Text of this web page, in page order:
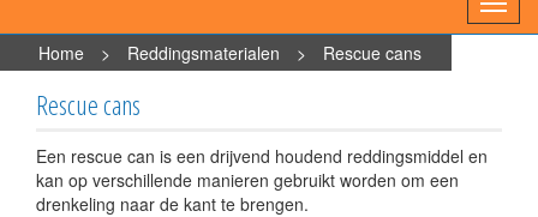
Home
> Reddingsmaterialen > Rescue cans
Rescue cans
Een rescue can is een drijvend houdend reddingsmiddel en
kan op verschillende manieren gebruikt worden om een
drenkeling naar de kant te brengen.